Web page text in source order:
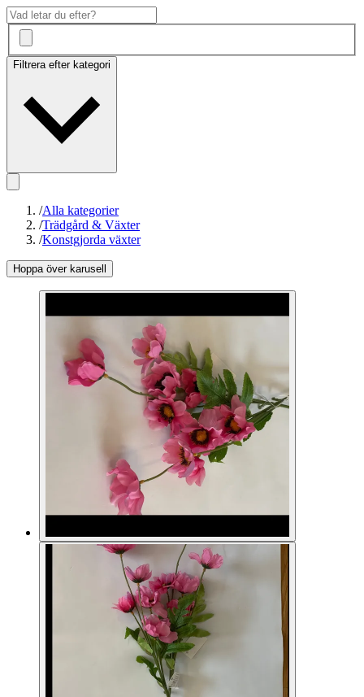
Filtrera efter kategori
/Alla kategorier
/Trädgård & Växter
/Konstgjorda växter
Hoppa över karusell